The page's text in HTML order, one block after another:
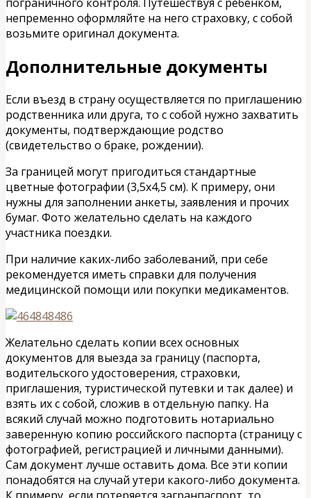
непременно оформляйте на него страховку, с собой
возьмите оригинал документа.
Дополнительные документы
Если въезд в страну осуществляется по приглашению
родственника или друга, то с собой нужно захватить
документы, подтверждающие родство
(свидетельство о браке, рождении).
За границей могут пригодиться стандартные
цветные фотографии (3,5х4,5 см). К примеру, они
нужны для заполнении анкеты, заявления и прочих
бумаг. Фото желательно сделать на каждого
участника поездки.
При наличие каких-либо заболеваний, при себе
рекомендуется иметь справки для получения
медицинской помощи или покупки медикаментов.
Желательно сделать копии всех основных
документов для выезда за границу (паспорта,
водительского удостоверения, страховки,
приглашения, туристической путевки и так далее) и
взять их с собой, сложив в отдельную папку. На
всякий случай можно подготовить нотариально
заверенную копию российского паспорта (страницу с
фотографией, регистрацией и личными данными).
Сам документ лучше оставить дома. Все эти копии
понадобятся на случай утери какого-либо документа.